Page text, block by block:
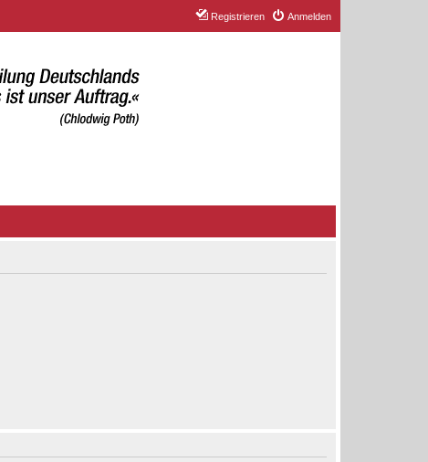
Anmelden
Registrieren